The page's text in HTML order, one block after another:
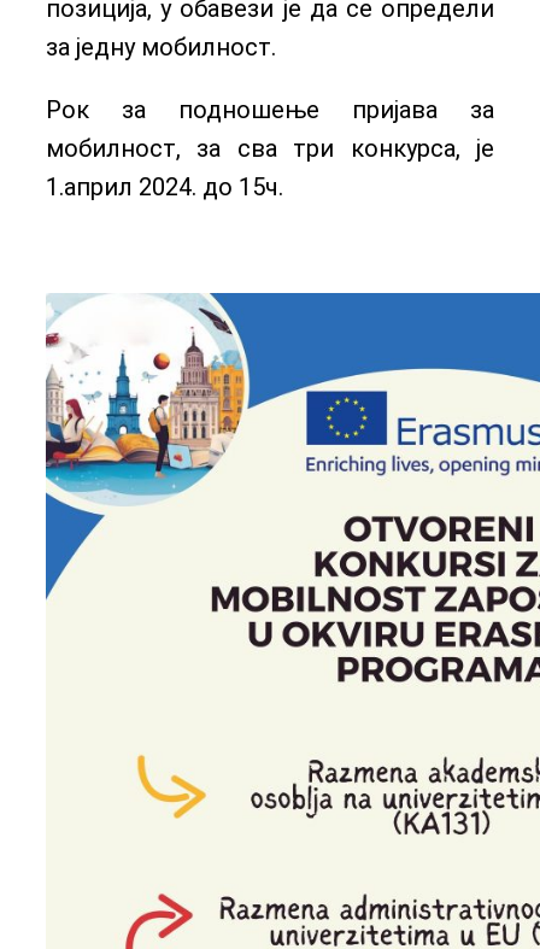
позиција, у обавези је да се определи
за једну мобилност.
Рок за подношење пријава за
мобилност, за сва три конкурса, је
1.април 2024. до 15ч.